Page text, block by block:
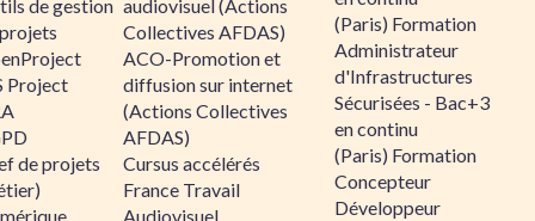
de gestion
Project
de projets
audiovisuel (Actions
Collectives AFDAS)
ACO-Promotion et
diffusion sur internet
(Actions Collectives
AFDAS)
Cursus accélérés
France Travail
Audiovisuel
(Paris) Formation
Administrateur
d'Infrastructures
Sécurisées - Bac+3
en continu
(Paris) Formation
Concepteur
Développeur